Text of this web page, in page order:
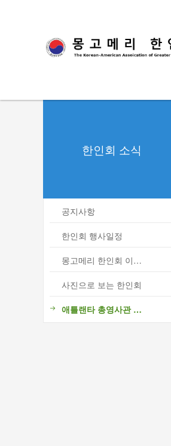
한인회 소식
공지사항
한인회 행사일정
몽고메리 한인회 이모저모
사진으로 보는 한인회
애틀랜타 총영사관 소식
- 애틀랜타 총영사관 소식
한인회 커뮤니티
한인 회원&협찬사
Sketchbook5, 스케
Sketchbook5, 스케